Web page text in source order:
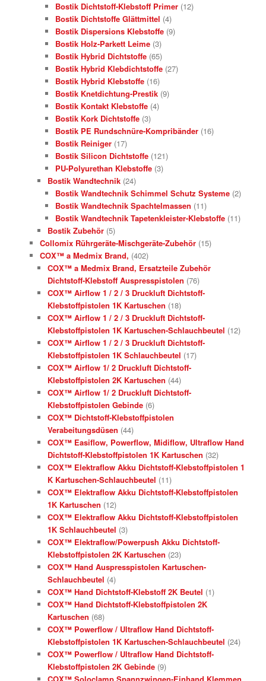
Bostik Dichtstoff-Klebstoff Primer (12)
Bostik Dichtstoffe Glättmittel (4)
Bostik Dispersions Klebstoffe (9)
Bostik Holz-Parkett Leime (3)
Bostik Hybrid Dichtstoffe (65)
Bostik Hybrid Klebdichtstoffe (27)
Bostik Hybrid Klebstoffe (16)
Bostik Knetdichtung-Prestik (9)
Bostik Kontakt Klebstoffe (4)
Bostik Kork Dichtstoffe (3)
Bostik PE Rundschnüre-Kompribänder (16)
Bostik Reiniger (17)
Bostik Silicon Dichtstoffe (121)
PU-Polyurethan Klebstoffe (3)
Bostik Wandtechnik (24)
Bostik Wandtechnik Schimmel Schutz Systeme (2)
Bostik Wandtechnik Spachtelmassen (11)
Bostik Wandtechnik Tapetenkleister-Klebstoffe (11)
Bostik Zubehör (5)
Collomix Rührgeräte-Mischgeräte-Zubehör (15)
COX™ a Medmix Brand, (402)
COX™ a Medmix Brand, Ersatzteile Zubehör
Dichtstoff-Klebstoff Auspresspistolen (76)
COX™ Airflow 1 / 2 / 3 Druckluft Dichtstoff-
Klebstoffpistolen 1K Kartuschen (18)
COX™ Airflow 1 / 2 / 3 Druckluft Dichtstoff-
Klebstoffpistolen 1K Kartuschen-Schlauchbeutel (12)
COX™ Airflow 1 / 2 / 3 Druckluft Dichtstoff-
Klebstoffpistolen 1K Schlauchbeutel (17)
COX™ Airflow 1/ 2 Druckluft Dichtstoff-
Klebstoffpistolen 2K Kartuschen (44)
COX™ Airflow 1/ 2 Druckluft Dichtstoff-
Klebstoffpistolen Gebinde (6)
COX™ Dichtstoff-Klebstoffpistolen
Verabeitungsdüsen (44)
COX™ Easiflow, Powerflow, Midiflow, Ultraflow Hand
Dichtstoff-Klebstoffpistolen 1K Kartuschen (32)
COX™ Elektraflow Akku Dichtstoff-Klebstoffpistolen 1
K Kartuschen-Schlauchbeutel (11)
COX™ Elektraflow Akku Dichtstoff-Klebstoffpistolen
1K Kartuschen (12)
COX™ Elektraflow Akku Dichtstoff-Klebstoffpistolen
1K Schlauchbeutel (3)
COX™ Elektraflow/Powerpush Akku Dichtstoff-
Klebstoffpistolen 2K Kartuschen (23)
COX™ Hand Auspresspistolen Kartuschen-
Schlauchbeutel (4)
COX™ Hand Dichtstoff-Klebstoff 2K Beutel (1)
COX™ Hand Dichtstoff-Klebstoffpistolen 2K
Kartuschen (68)
COX™ Powerflow / Ultraflow Hand Dichtstoff-
Klebstoffpistolen 1K Kartuschen-Schlauchbeutel (24)
COX™ Powerflow / Ultraflow Hand Dichtstoff-
Klebstoffpistolen 2K Gebinde (9)